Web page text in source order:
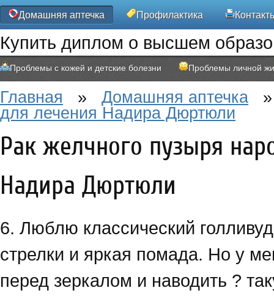
Домашняя аптечка Профилактика
Купить диплом о высшем
Проблемы с кожей и детские болезни Проблемы личной
Главная » Домашняя аптечка
для лечения Надира Дюртюли
Рак желчного пузыря
Надира Дюртюли
6. Люблю классический
стрелки и яркая помада. Но у
перед зеркалом и наводить ?